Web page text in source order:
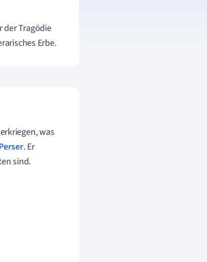
der Tragödie
Erbe.
was
. Er
sind.